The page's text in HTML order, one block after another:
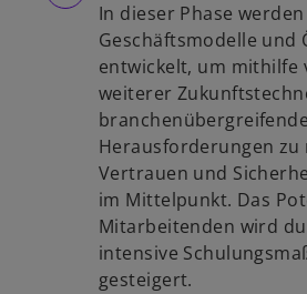
In dieser Phase werden
Geschäftsmodelle und
entwickelt, um mithilfe
weiterer
branchenübergreifende
Herausforderungen zu
Vertrauen und
im Mittelpunkt. Das
Mitarbeitenden wird
intensive
gesteigert.